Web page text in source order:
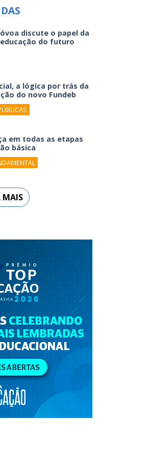
discute o papel da
do futuro
a lógica por trás da
do novo Fundeb
em todas as etapas
básica
MAIS